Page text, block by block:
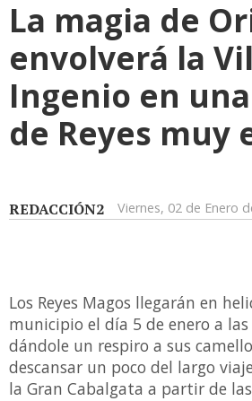
La magia de
envolverá la
Ingenio en
de Reyes muy
REDACCIÓN2 Viernes, 02 de Enero
Los Reyes Magos llegarán en
municipio el día 5 de enero a las
dándole un respiro a sus
descansar un poco del largo
la Gran Cabalgata a partir de